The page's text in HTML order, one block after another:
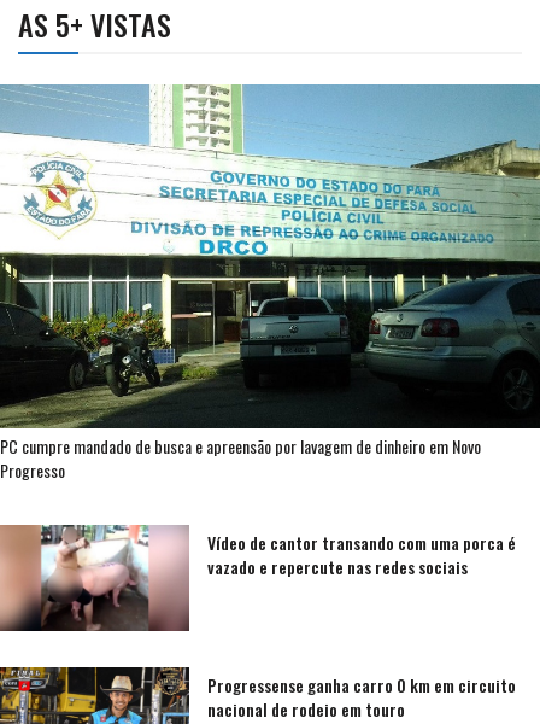
AS 5+ VISTAS
PC cumpre mandado de busca e apreensão por lavagem de dinheiro em Novo
Progresso
Vídeo de cantor transando com uma porca é
vazado e repercute nas redes sociais
Progressense ganha carro 0 km em circuito
nacional de rodeio em touro